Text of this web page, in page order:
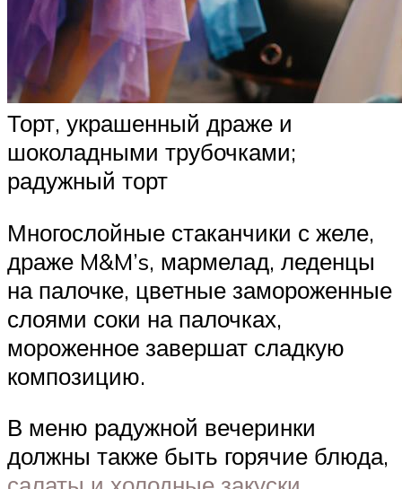
Торт, украшенный драже и
шоколадными трубочками;
радужный торт
Многослойные стаканчики с желе,
драже M&M’s, мармелад, леденцы
на палочке, цветные замороженные
слоями соки на палочках,
мороженное завершат сладкую
композицию.
В меню радужной вечеринки
должны также быть горячие блюда,